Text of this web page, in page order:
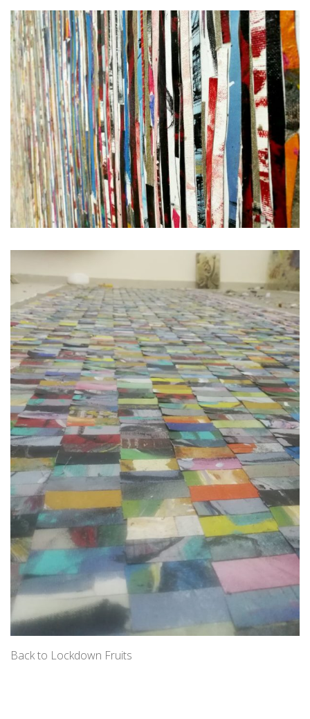
Back to Lockdown Fruits